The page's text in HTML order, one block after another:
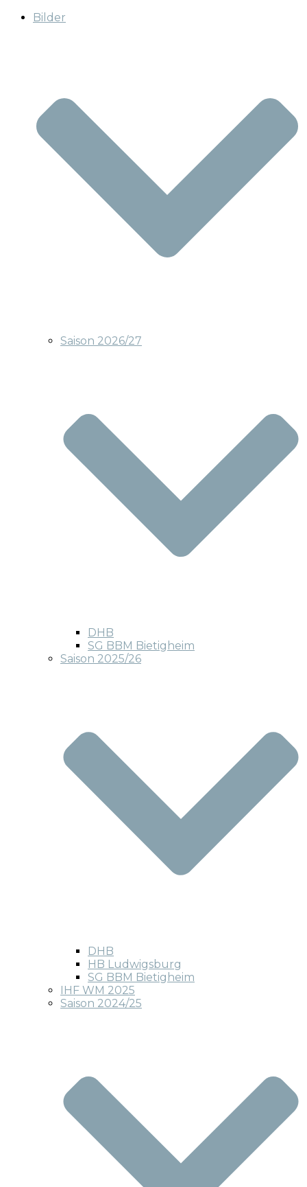
Bilder
Saison 2026/27
DHB
SG BBM Bietigheim
Saison 2025/26
DHB
HB Ludwigsburg
SG BBM Bietigheim
IHF WM 2025
Saison 2024/25